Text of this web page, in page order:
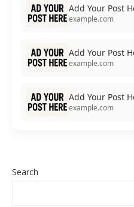
Add Your Post
example.com
Add Your Post
example.com
Add Your Post
example.com
Search